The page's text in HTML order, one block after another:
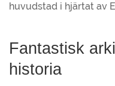
huvudstad i hjärtat av
Fantastisk
historia